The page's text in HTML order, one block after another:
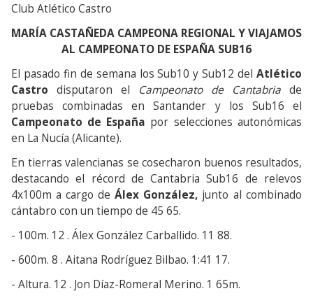
Club Atlético Castro
MARÍA CASTAÑEDA CAMPEONA REGIONAL Y VIAJAMOS
AL CAMPEONATO DE ESPAÑA SUB16
El pasado fin de semana los Sub10 y Sub12 del Atlético
Castro disputaron el Campeonato de Cantabria de
pruebas combinadas en Santander y los Sub16 el
Campeonato de España por selecciones autonómicas
en La Nucía (Alicante).
En tierras valencianas se cosecharon buenos resultados,
destacando el récord de Cantabria Sub16 de relevos
4x100m a cargo de Álex González, junto al combinado
cántabro con un tiempo de 45 65.
- 100m. 12 . Álex González Carballido. 11 88.
- 600m. 8 . Aitana Rodríguez Bilbao. 1:41 17.
- Altura. 12 . Jon Díaz-Romeral Merino. 1 65m.